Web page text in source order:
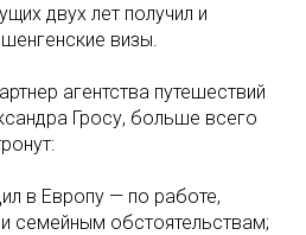
двух лет получил и
визы.
агентства путешествий
Гросу, больше всего
в Европу — по работе,
семейным обстоятельствам;